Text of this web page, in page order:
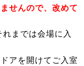
せんので、改めて
までは会場に入
アを開けてご入室